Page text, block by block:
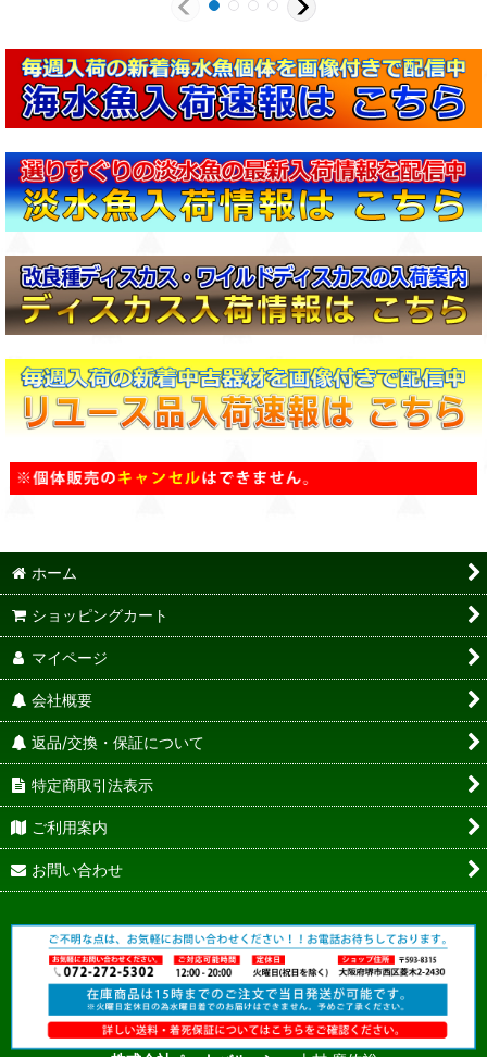
ホーム
ショッピングカート
マイページ
会社概要
返品/交換・保証について
特定商取引法表示
ご利用案内
お問い合わせ